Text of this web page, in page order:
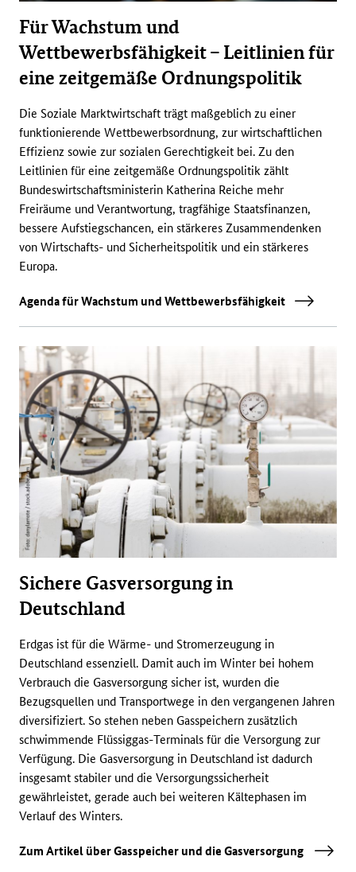
Für Wachstum und
Wettbewerbsfähigkeit – Leitlinien für
eine zeitgemäße Ordnungspolitik
Die Soziale Marktwirtschaft trägt maßgeblich zu einer
funktionierende Wettbewerbsordnung, zur wirtschaftlichen
Effizienz sowie zur sozialen Gerechtigkeit bei. Zu den
Leitlinien für eine zeitgemäße Ordnungspolitik zählt
Bundeswirtschaftsministerin Katherina Reiche mehr
Freiräume und Verantwortung, tragfähige Staatsfinanzen,
bessere Aufstiegschancen, ein stärkeres Zusammendenken
von Wirtschafts- und Sicherheitspolitik und ein stärkeres
Europa.
Agenda für Wachstum und Wettbewerbsfähigkeit
Sichere Gasversorgung in
Deutschland
Erdgas ist für die Wärme- und Stromerzeugung in
Deutschland essenziell. Damit auch im Winter bei hohem
Verbrauch die Gasversorgung sicher ist, wurden die
Bezugsquellen und Transportwege in den vergangenen Jahren
diversifiziert. So stehen neben Gasspeichern zusätzlich
schwimmende Flüssiggas-Terminalsfür die Versorgung zur
Verfügung. Die Gasversorgung in Deutschland ist dadurch
insgesamt stabiler und die Versorgungssicherheit
gewährleistet, gerade auch bei weiteren Kältephasen im
Verlauf des Winters.
Zum Artikel über Gasspeicher und die Gasversorgung